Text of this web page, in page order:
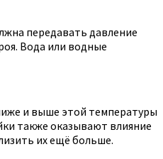
передавать давление
Вода или водные
и выше этой температуры
также оказывают влияние
их ещё больше.